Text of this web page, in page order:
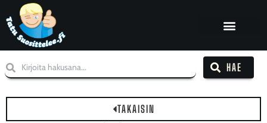
HAE
TAKAISIN